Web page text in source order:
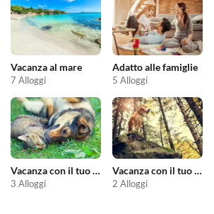
Vacanza al mare
7 Alloggi
Adatto alle famiglie
5 Alloggi
Vacanza con il tuo animale domestico
3 Alloggi
Vacanza con il tuo cane
2 Alloggi